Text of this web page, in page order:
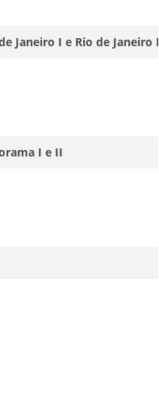
Janeiro I e Rio de Janeiro II
I e II